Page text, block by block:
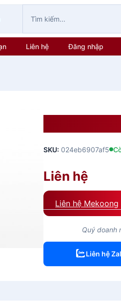
Liên hệ Đăng nhập
SKU: 024eb6907af5
Liên hệ
Liên hệ Mekoong
Quý doanh
Liên hệ